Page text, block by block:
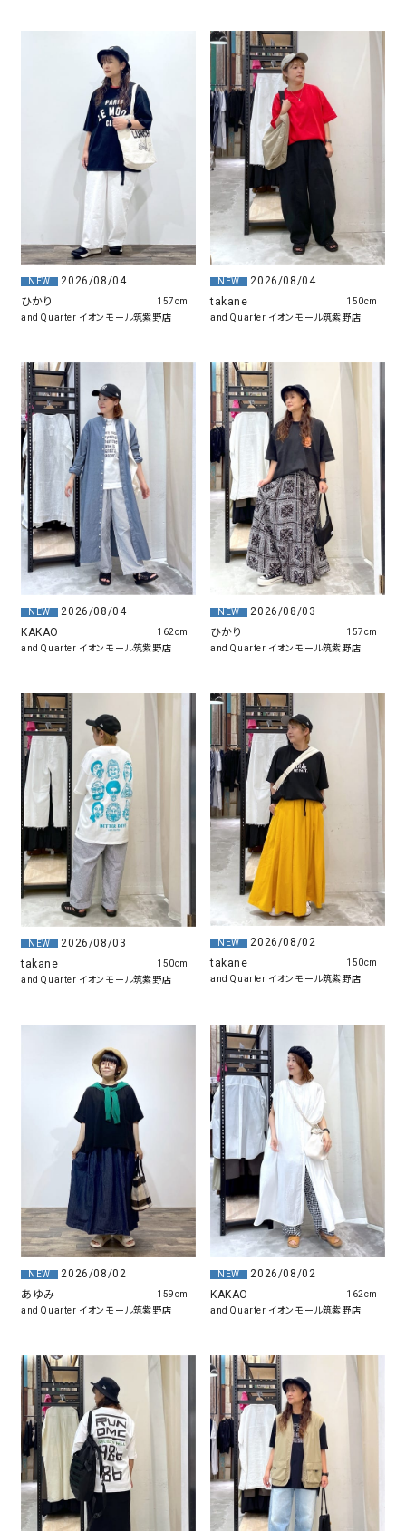
NEW
2026/08/04
ひかり
and Quarter イオンモール筑紫野店
157cm
NEW
2026/08/04
takane
and Quarter イオンモール筑紫野店
150cm
NEW
2026/08/04
KAKAO
and Quarter イオンモール筑紫野店
162cm
NEW
2026/08/03
ひかり
and Quarter イオンモール筑紫野店
157cm
NEW
2026/08/03
takane
and Quarter イオンモール筑紫野店
150cm
NEW
2026/08/02
takane
and Quarter イオンモール筑紫野店
150cm
NEW
2026/08/02
あゆみ
and Quarter イオンモール筑紫野店
159cm
NEW
2026/08/02
KAKAO
and Quarter イオンモール筑紫野店
162cm